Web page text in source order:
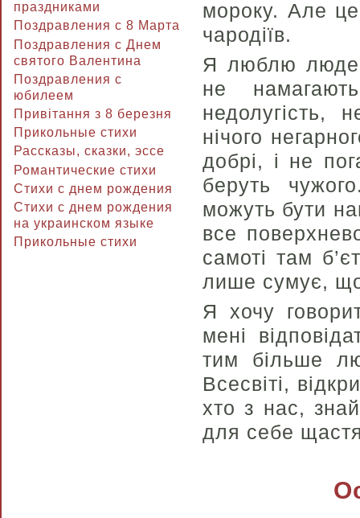
праздниками
Поздравления с 8 Марта
Поздравления с Днем
святого Валентина
Поздравления с
юбилеем
Привітання з 8 березня
Прикольные стихи
Рассказы, сказки, эссе
Романтические стихи
Стихи с днем рождения
Стихи с днем рождения
на украинском языке
Прикольные стихи
мороку. Але
чародіїв.
Я люблю
не
недолугість,
нічого
добрі, і не
беруть
можуть бути
все
самоті там
лише сумує,
Я хочу
мені
тим більше
Всесвіті,
хто з нас,
для себе